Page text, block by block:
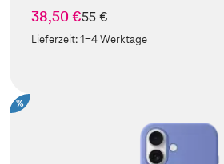
38,50 €statt
55 €
Lieferzeit:1-4 Werktage
%